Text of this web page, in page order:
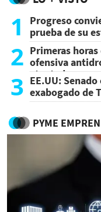
1
Progreso
prueba de su
2 Primeras
ofensiva
atentado
3 EE.UU:
exabogado de
PYME